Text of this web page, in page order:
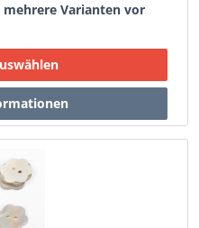
Varianten vor